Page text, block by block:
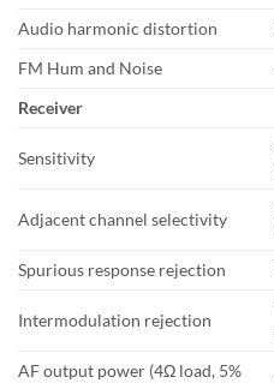
Audio harmonic distortion
FM Hum and Noise
Receiver
Sensitivity
Adjacent channel selectivity
Spurious response rejection
Intermodulation rejection
AF output power (4Ω load, 5%